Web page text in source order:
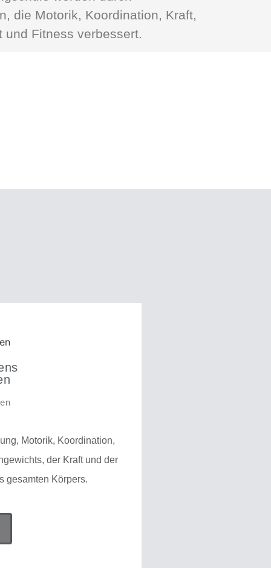
die Motorik, Koordination, Kraft,
und Fitness verbessert.
Motorik, Koordination,
der Kraft und der
gesamten Körpers.